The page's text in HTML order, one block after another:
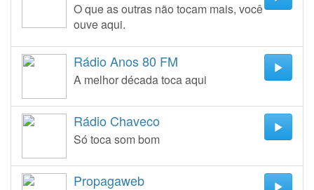
O que as outras não tocam mais, você
ouve aqui.
Rádio Anos 80 FM
A melhor década toca aqui
Rádio Chaveco
Só toca som bom
Propagaweb